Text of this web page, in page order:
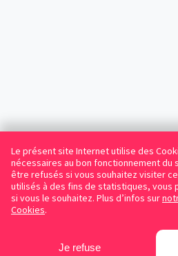
Le présent site Internet utilise des
nécessaires au bon fonctionnement
être refusés si vous souhaitez visiter
utilisés à des fins de statistiques, vous
si vous le souhaitez. Plus d’infos sur
Cookies.
Je refuse